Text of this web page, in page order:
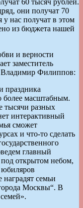
они получат 70
нас получат в этом
из бюджета нашей
и верности
заместитель
Владимир Филиппов:
праздника
более масштабным.
тысячи разных
интерактивный
сможет
и что-то сделать
главный
под открытом небом,
юбиляров
семьи
Москвы“. В